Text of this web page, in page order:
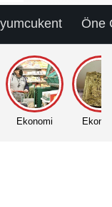
Öne
Ekonomi